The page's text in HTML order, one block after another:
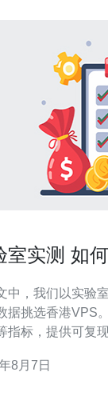
室实测 如
中，我们以实验
据挑选香港VPS
指标，提供可复
挑选香港VPS 理论参
8月7日